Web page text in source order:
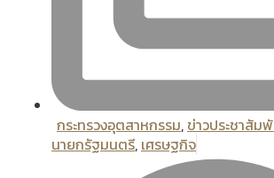
กระทรวงอุตสาหกรรม, ข่าวประชาสัม
นายกรัฐมนตรี, เศรษฐกิจ